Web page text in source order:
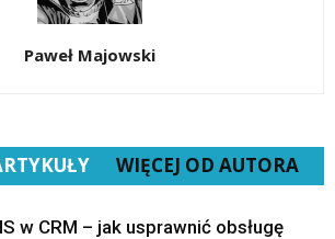
Paweł Majowski
WIĘCEJ OD AUTORA
w CRM – jak usprawnić obsługę